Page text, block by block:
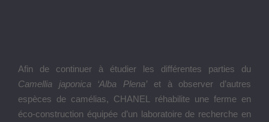
Afin de continuer à étudier les différentes parties du
Camellia japonica ‘Alba Plena’ et à observer d’autres
espèces de camélias, CHANEL réhabilite une ferme en
éco-construction équipée d’un laboratoire de recherche en